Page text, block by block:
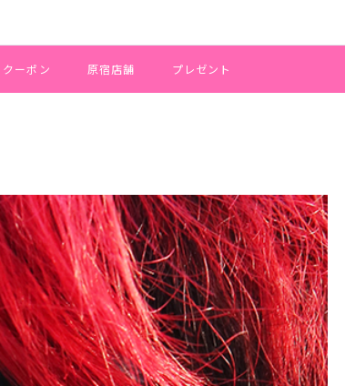
クーポン 原宿店舗 プレゼント